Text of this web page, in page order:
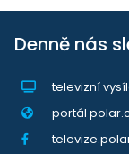
Denně nás
televizní
portál